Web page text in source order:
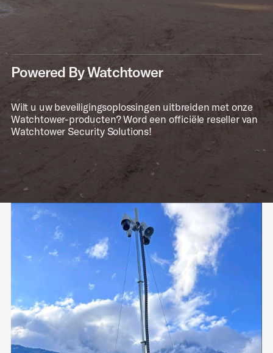
Powered By Watchtower
Wilt u uw beveiligingsoplossingen uitbreiden met onze
Watchtower-producten? Word een officiële reseller van
Watchtower Security Solutions!